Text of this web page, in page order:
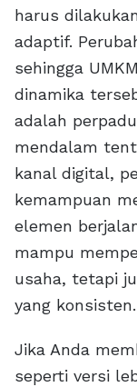
harus
adaptif.
sehingga
dinamika
adalah
mendalam
kanal digital,
kemampuan
elemen
mampu
usaha, tetapi
yang konsisten.
Jika Anda
seperti versi